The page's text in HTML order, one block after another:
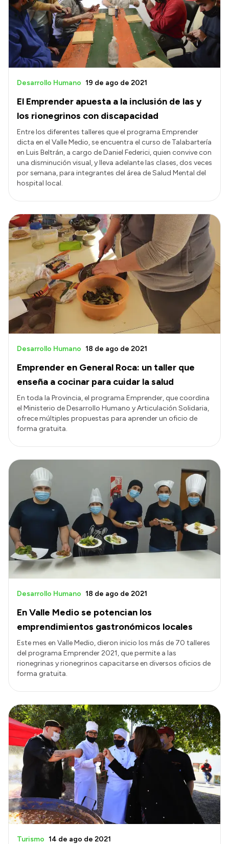
El Emprender apuesta a la inclusión de las y
los rionegrinos con discapacidad
Desarrollo Humano 19 de ago de 2021
Entre los diferentes talleres que el programa Emprender
dicta en el Valle Medio, se encuentra el curso de Talabartería
en Luis Beltrán, a cargo de Daniel Federici, quien convive con
una disminución visual, y lleva adelante las clases, dos veces
por semana, para integrantes del área de Salud Mental del
hospital local.
Emprender en General Roca: un taller que
enseña a cocinar para cuidar la salud
Desarrollo Humano 18 de ago de 2021
En toda la Provincia, el programa Emprender, que coordina
el Ministerio de Desarrollo Humano y Articulación Solidaria,
ofrece múltiples propuestas para aprender un oficio de
forma gratuita.
En Valle Medio se potencian los
emprendimientos gastronómicos locales
Desarrollo Humano 18 de ago de 2021
Este mes en Valle Medio, dieron inicio los más de 70 talleres
del programa Emprender 2021, que permite a las
rionegrinas y rionegrinos capacitarse en diversos oficios de
forma gratuita.
Turismo 14 de ago de 2021